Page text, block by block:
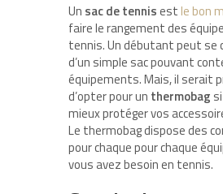
Un sac de tennisest le bon
faire le rangement des
tennis. Un débutant peut se
d’un simple sac pouvant
équipements. Mais, il serait
d’opter pour un thermobag
mieux protéger vos
Le thermobag dispose des
pour chaque pour chaque
vous avez besoin en tennis.